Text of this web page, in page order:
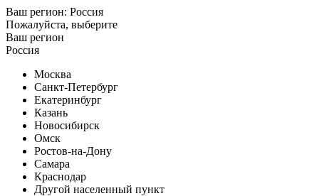
Ваш регион: Россия
Пожалуйста, выберите
Ваш регион
Россия
Москва
Санкт-Петербург
Екатеринбург
Казань
Новосибирск
Омск
Ростов-на-Дону
Самара
Краснодар
Другой населенный пункт